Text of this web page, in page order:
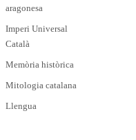
aragonesa
Imperi Universal
Català
Memòria històrica
Mitologia catalana
Llengua